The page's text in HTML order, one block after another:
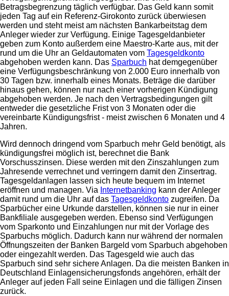
Betragsbegrenzung täglich verfügbar. Das Geld kann somit
jeden Tag auf ein Referenz-Girokonto zurück überwiesen
werden und steht meist am nächsten Bankarbeitstag dem
Anleger wieder zur Verfügung. Einige Tagesgeldanbieter
geben zum Konto außerdem eine Maestro-Karte aus, mit der
rund um die Uhr an Geldautomaten vom Tagesgeldkonto
abgehoben werden kann. Das Sparbuch hat demgegenüber
eine Verfügungsbeschränkung von 2.000 Euro innerhalb von
30 Tagen bzw. innerhalb eines Monats. Beträge die darüber
hinaus gehen, können nur nach einer vorherigen Kündigung
abgehoben werden. Je nach den Vertragsbedingungen gilt
entweder die gesetzliche Frist von 3 Monaten oder die
vereinbarte Kündigungsfrist - meist zwischen 6 Monaten und 4
Jahren.
Wird dennoch dringend vom Sparbuch mehr Geld benötigt, als
kündigungsfrei möglich ist, berechnet die Bank
Vorschusszinsen. Diese werden mit den Zinszahlungen zum
Jahresende verrechnet und verringern damit den Zinsertrag.
Tagesgeldanlagen lassen sich heute bequem im Internet
eröffnen und managen. Via Internetbanking kann der Anleger
damit rund um die Uhr auf das Tagesgeldkonto zugreifen. Da
Sparbücher eine Urkunde darstellen, können sie nur in einer
Bankfiliale ausgegeben werden. Ebenso sind Verfügungen
vom Sparkonto und Einzahlungen nur mit der Vorlage des
Sparbuchs möglich. Dadurch kann nur während der normalen
Öffnungszeiten der Banken Bargeld vom Sparbuch abgehoben
oder eingezahlt werden. Das Tagesgeld wie auch das
Sparbuch sind sehr sichere Anlagen. Da die meisten Banken in
Deutschland Einlagensicherungsfonds angehören, erhält der
Anleger auf jeden Fall seine Einlagen und die fälligen Zinsen
zurück.